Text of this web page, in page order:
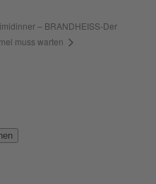
– BRANDHEISS-Der
muss warten